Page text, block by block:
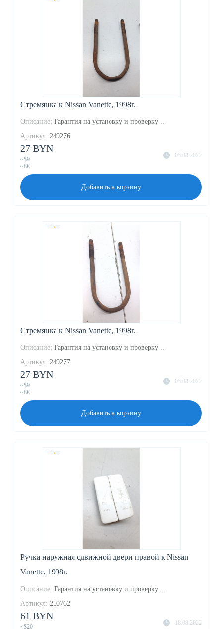
Стремянка к Nissan Vanette, 1998г.
Описание: Гарантия на установку и проверку ..
Артикул: 249276
05.08.2022
27 BYN
~$9
~8€
Добавить в корзину
Стремянка к Nissan Vanette, 1998г.
Описание: Гарантия на установку и проверку ..
Артикул: 249277
05.08.2022
27 BYN
~$9
~8€
Добавить в корзину
Ручка наружная сдвижной двери правой к Nissan
Vanette, 1998г.
Описание: Гарантия на установку и проверку ..
Артикул: 250762
18.08.2022
61 BYN
~$20